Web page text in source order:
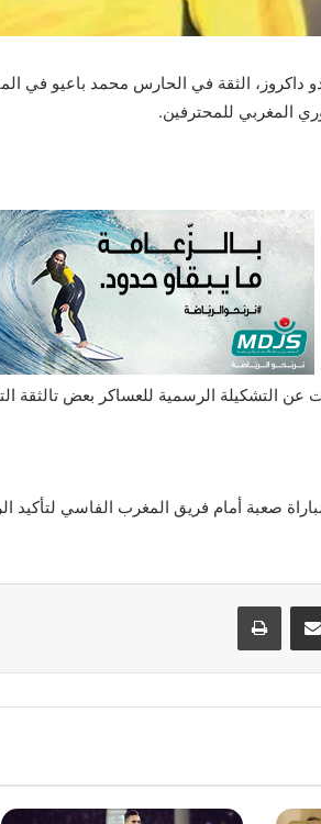
داكروز، الثقة في الحارس محمد باعيو في
عن التشكيلة الرسمية للعساكر بعض تالثقة
صعبة أمام فريق المغرب الفاسي لتأكيد